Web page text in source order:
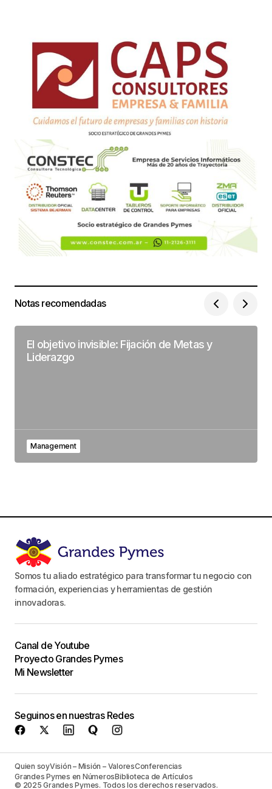
Notas recomendadas
El objetivo invisible: Fijación de Metas y
Liderazgo
Management
Somos tu aliado estratégico para transformar tu negocio con
formación, experiencias y herramientas de gestión
innovadoras.
Canal de Youtube
Proyecto Grandes Pymes
Mi Newsletter
Seguinos en nuestras Redes
Quien soyVisión – Misión – ValoresConferencias
Grandes Pymes en NúmerosBiblioteca de Artículos
© 2025 Grandes Pymes. Todos los derechos reservados.